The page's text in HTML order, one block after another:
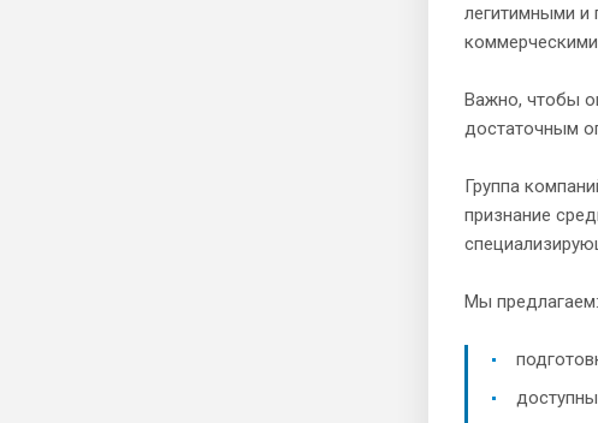
легитимными и
Важно, чтобы
достаточным
Группа
признание
Мы предлагаем: